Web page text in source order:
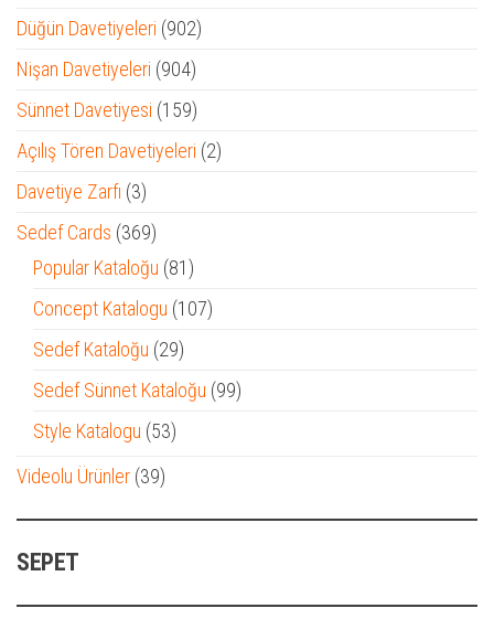
ürün
Düğün Davetiyeleri 902902
Nişan Davetiyeleri 904904
ürün
Sünnet Davetiyesi 159159
ürün
Açılış Tören Davetiyeleri 22
Davetiye Zarfı 33
ürün
Sedef Cards 369369
ürün
Popular Kataloğu 8181
ürün
Concept Katalogu 107107
Sedef Kataloğu 2929
ürün
Sedef Sünnet Kataloğu 9999
Style Katalogu 5353
Videolu Ürünler 3939
SEPET